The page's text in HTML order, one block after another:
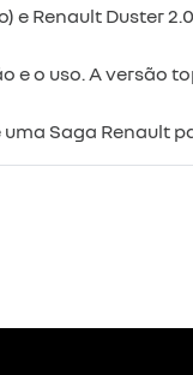
Renault Duster
o uso. A versão
Saga Renault